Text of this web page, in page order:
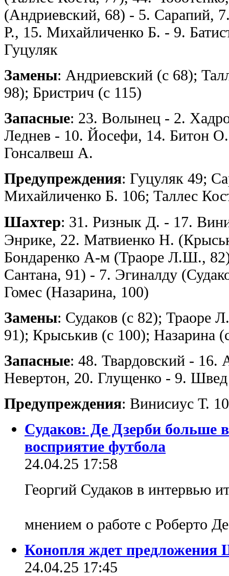
(Андриевский, 68) - 5. Сарапий,
Р., 15. Михайличенко Б. - 9.
Гуцуляк
Замены: Андриевский (с 68);
98); Бристрич (с 115)
Запасные: 23. Волынец - 2.
Леднев - 10. Йосефи, 14. Битон
Гонсалвеш А.
Предупреждения: Гуцуляк 49;
Михайличенко Б. 106; Таллес
Шахтер: 31. Ризнык Д. - 17.
Энрике, 22. Матвиенко Н.
Бондаренко А-м (Траоре Л.Ш.,
Сантана, 91) - 7. Эгиналду
Гомес (Назарина, 100)
Замены: Судаков (с 82); Траоре
91); Крыськив (с 100); Назарина
Запасные: 48. Твардовский -
Невертон, 20. Глущенко - 9.
Предупреждения: Винисиус Т.
Судаков: Де Дзерби больше
восприятие футбола
24.04.25 17:58
Георгий Судаков в интервью
мнением о работе с Роберто
Конопля ждет предложения
24.04.25 17:45